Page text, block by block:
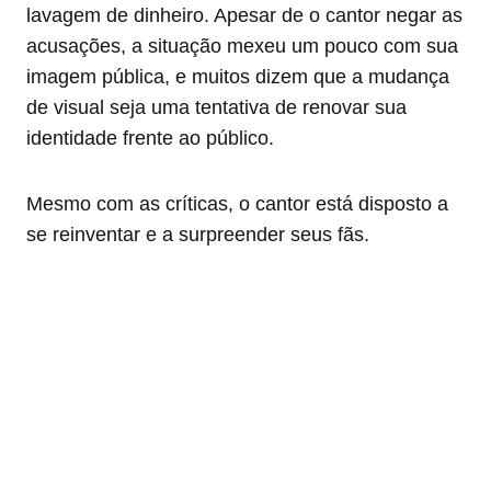
lavagem de dinheiro. Apesar de o cantor negar as
acusações, a situação mexeu um pouco com sua
imagem pública, e muitos dizem que a mudança
de visual seja uma tentativa de renovar sua
identidade frente ao público.
Mesmo com as críticas, o cantor está disposto a
se reinventar e a surpreender seus fãs.